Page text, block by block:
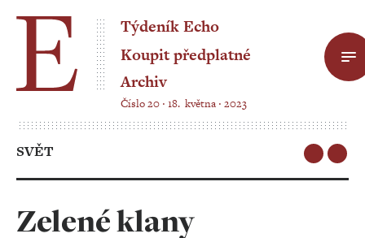
Týdeník Echo
Koupit předplatné
Archiv
Číslo 20 ‧ 18. května ‧ 2023
SVĚT
Zelené klany